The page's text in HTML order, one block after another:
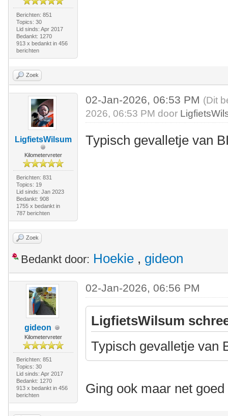
Berichten: 851
Topics: 30
Lid sinds: Apr 2017
Bedankt: 1270
913 x bedankt in 456
berichten
Zoek
LigfietsWilsum
Kilometervreter
Berichten: 831
Topics: 19
Lid sinds: Jan 2023
Bedankt: 908
1755 x bedankt in
787 berichten
02-Jan-2026, 06:53 PM (Dit
2026, 06:53 PM door
Typisch gevalletje van
Zoek
Bedankt door: Hoekie , gideon
gideon
Kilometervreter
Berichten: 851
Topics: 30
Lid sinds: Apr 2017
Bedankt: 1270
913 x bedankt in 456
berichten
02-Jan-2026, 06:56 PM
LigfietsWilsum
Typisch gevalletje
Ging ook maar net goed